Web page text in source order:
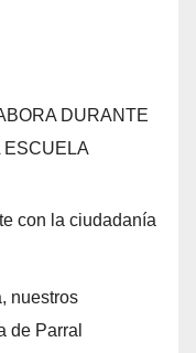
DURANTE
ESCUELA
con la ciudadanía
nuestros
de Parral